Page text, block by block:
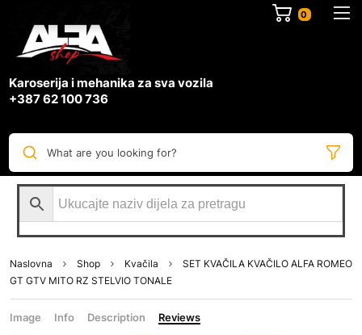
0
Karoserija i mehanika za sva vozila
+387 62 100 736
What are you looking for?
Naslovna Shop Kvačila
SET KVAČILA KVAČILO ALFA ROMEO
GT GTV MITO RZ STELVIO TONALE
Image Info Description Reviews